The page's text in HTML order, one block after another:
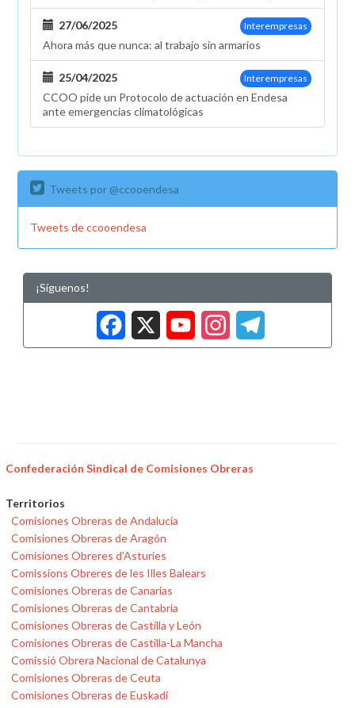
Interempresas
27/06/2025
Ahora más que nunca: al trabajo sin armarios
Interempresas
25/04/2025
CCOO pide un Protocolo de actuación en Endesa
ante emergencias climatológicas
Tweets por @ccooendesa
Tweets de ccooendesa
¡Síguenos!
Facebook
X
Confederación Sindical de Comisiones Obreras
Territorios
Comisiones Obreras de Andalucía
Comisiones Obreras de Aragón
Comisiones Obreres d'Asturies
Comissions Obreres de les Illes Balears
Comisiones Obreras de Canarias
Comisiones Obreras de Cantabria
Comisiones Obreras de Castilla y León
Comisiones Obreras de Castilla-La Mancha
Comissió Obrera Nacional de Catalunya
Comisiones Obreras de Ceuta
Comisiones Obreras de Euskadi